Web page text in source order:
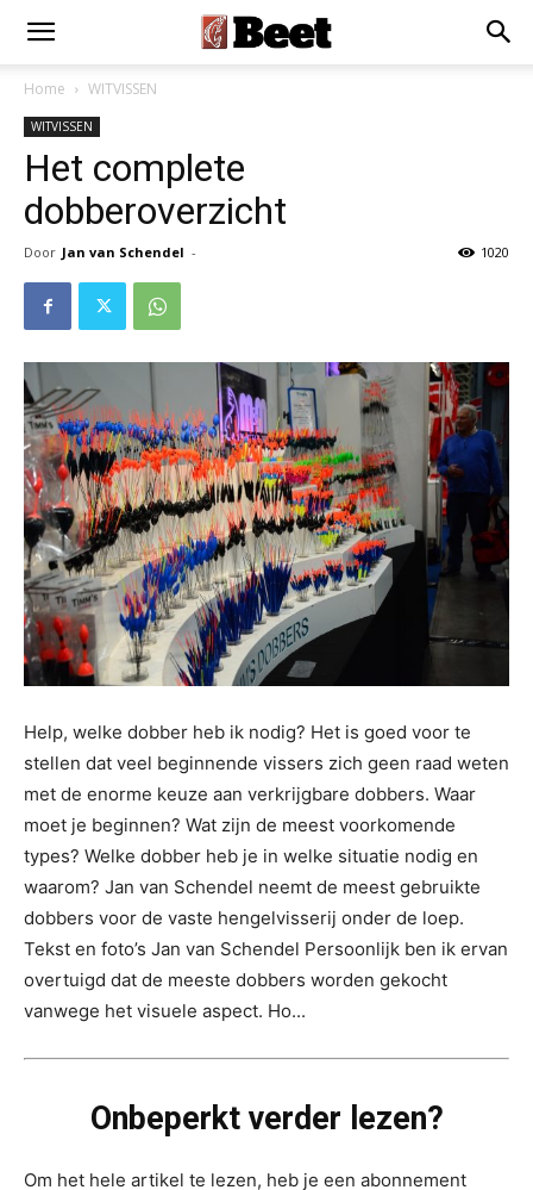
Home WITVISSEN
WITVISSEN
Het complete
dobberoverzicht
Door Jan van Schendel - 1020
Help, welke dobber heb ik nodig? Het is goed voor te
stellen dat veel beginnende vissers zich geen raad weten
met de enorme keuze aan verkrijgbare dobbers. Waar
moet je beginnen? Wat zijn de meest voorkomende
types? Welke dobber heb je in welke situatie nodig en
waarom? Jan van Schendel neemt de meest gebruikte
dobbers voor de vaste hengelvisserij onder de loep.
Tekst en foto’s Jan van Schendel Persoonlijk ben ik ervan
overtuigd dat de meeste dobbers worden gekocht
vanwege het visuele aspect. Ho...
Onbeperkt verder lezen?
Om het hele artikel te lezen, heb je een abonnement